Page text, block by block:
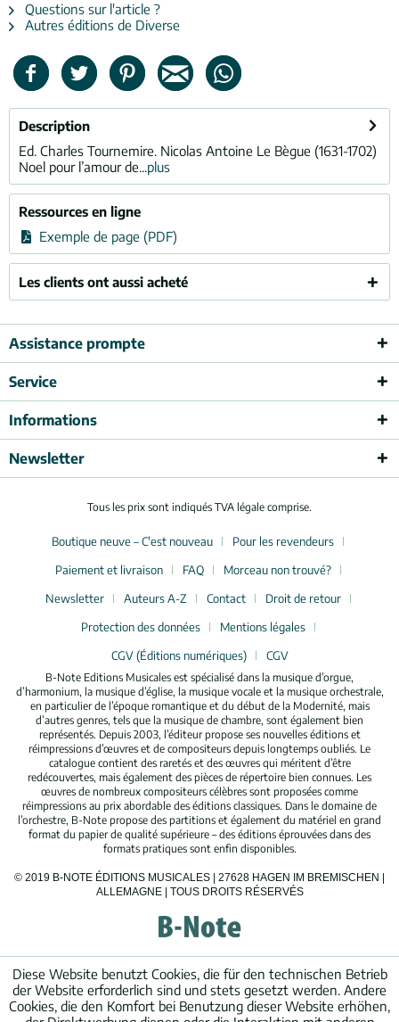
Questions sur l'article ?
Autres éditions de Diverse
Description
Ed. Charles Tournemire. Nicolas Antoine Le Bègue (1631-1702)
Noel pour l’amour de...plus
Ressources en ligne
Exemple de page (PDF)
Les clients ont aussi acheté
Assistance prompte
Service
Informations
Newsletter
Tous les prix sont indiqués TVA légale comprise.
Boutique neuve – C'est nouveau
Pour les revendeurs
Paiement et livraison
FAQ
Morceau non trouvé?
Newsletter
Auteurs A-Z Contact
Droit de retour
Protection des données
Mentions légales
CGV (Éditions numériques)
CGV
B-Note Editions Musicales est spécialisé dans la musique d’orgue,
d’harmonium, la musique d’église, la musique vocale et la musique orchestrale,
en particulier de l’époque romantique et du début de la Modernité, mais
d’autres genres, tels que la musique de chambre, sont également bien
représentés. Depuis 2003, l’éditeur propose ses nouvelles éditions et
réimpressions d’œuvres et de compositeurs depuis longtemps oubliés. Le
catalogue contient des raretés et des œuvres qui méritent d’être
redécouvertes, mais également des pièces de répertoire bien connues. Les
œuvres de nombreux compositeurs célèbres sont proposées comme
réimpressions au prix abordable des éditions classiques. Dans le domaine de
l’orchestre, B-Note propose des partitions et également du matériel en grand
format du papier de qualité supérieure – des éditions éprouvées dans des
formats pratiques sont enfin disponibles.
© 2019 B-NOTE ÉDITIONS MUSICALES | 27628 HAGEN IM BREMISCHEN |
ALLEMAGNE | TOUS DROITS RÉSERVÉS
Diese Website benutzt Cookies, die für den technischen Betrieb
der Website erforderlich sind und stets gesetzt werden. Andere
Cookies, die den Komfort bei Benutzung dieser Website erhöhen,